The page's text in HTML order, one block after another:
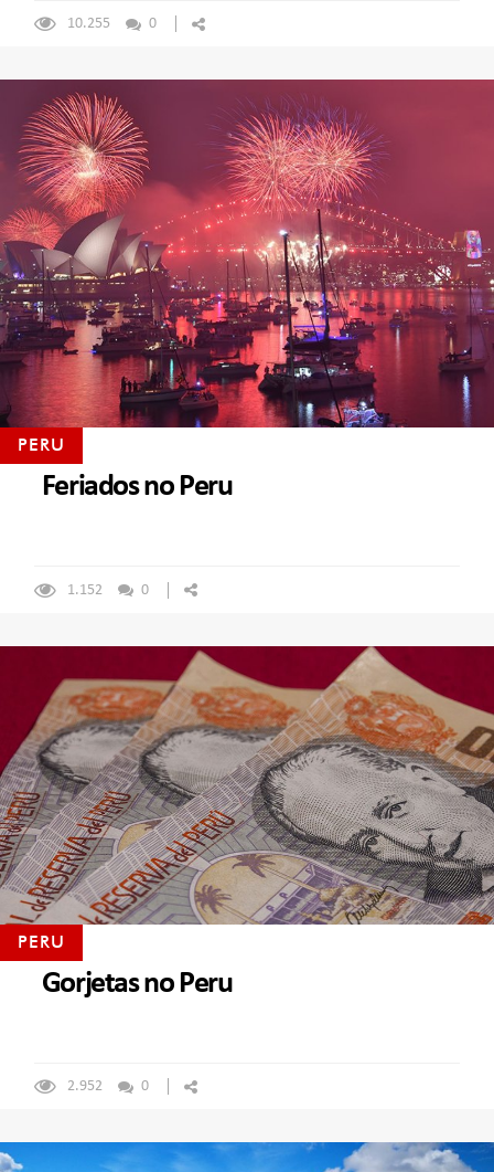
10.255 0
PERU
Feriados no Peru
1.152 0
PERU
Gorjetas no Peru
2.952 0